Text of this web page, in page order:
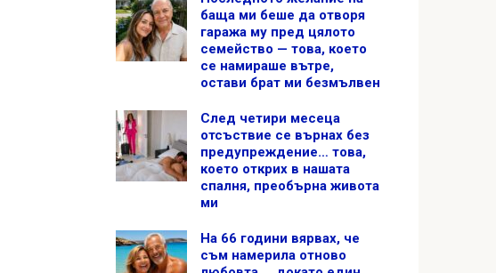
баща ми беше да отворя
гаража му пред цялото
семейство — това, което
се намираше вътре,
остави брат ми безмълвен
След четири месеца
отсъствие се върнах без
предупреждение… това,
което открих в нашата
спалня, преобърна живота
ми
На 66 години вярвах, че
съм намерила отново